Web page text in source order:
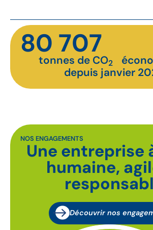
80 707
tonnes de CO2
depuis janvier
NOS ENGAGEMENTS
Une entreprise
humaine,
Découvrir nos